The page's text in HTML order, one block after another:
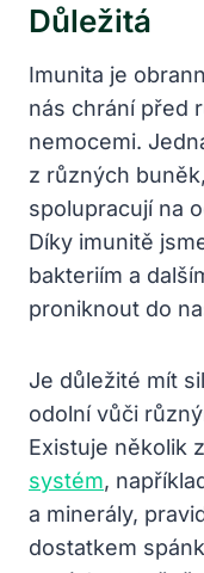
Důležitá
Imunita je
nás chrání před
nemocemi.
z různých
spolupracují na
Díky imunitě
bakteriím a
proniknout do
Je důležité mít
odolní vůči
Existuje několik
systém,
a minerály,
dostatkem